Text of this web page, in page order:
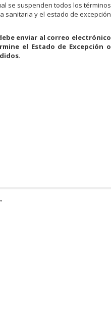
se suspenden todos los términos
sanitaria y el estado de excepción
enviar al correo electrónico
el Estado de Excepción o
”